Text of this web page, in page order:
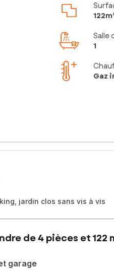
Salle
1
Gaz
jardin clos sans vis à vis
de 4 pièces et 122
garage